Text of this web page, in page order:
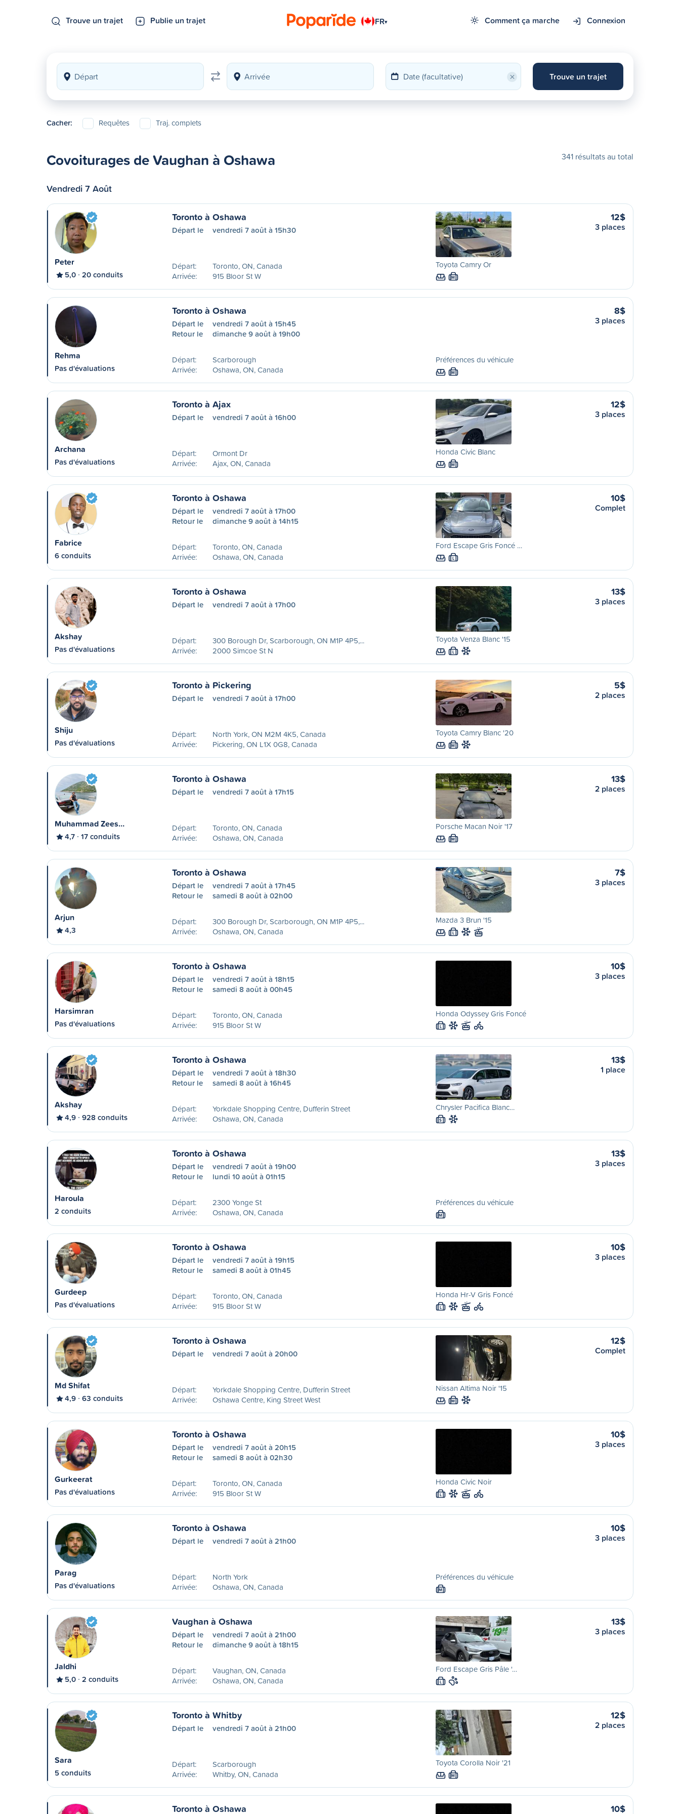
Trouve un trajet Publie un trajet FR▾ Comment ça marche Connexion
× Trouve un trajet
Cacher: Requêtes Traj. complets
Covoiturages de Vaughan à Oshawa 341 résultats au total
Vendredi 7 Août
Peter
5,0 20 conduits
Toronto à Oshawa
Départ le vendredi 7 août à 15h30
Départ:
Toronto, ON, Canada
Arrivée:
915 Bloor St W
Toyota Camry Or
M
12$
3 places
Rehma
Pas d'évaluations
Toronto à Oshawa
Départ le
vendredi 7 août à 15h45
Retour le
dimanche 9 août à 19h00
Départ:
Scarborough
Arrivée:
Oshawa, ON, Canada
Préférences du véhicule
M
8$
3 places
Archana
Pas d'évaluations
Toronto à Ajax
Départ le vendredi 7 août à 16h00
Départ:
Ormont Dr
Arrivée:
Ajax, ON, Canada
Honda Civic Blanc
M
12$
3 places
Fabrice
6 conduits
Toronto à Oshawa
Départ le
vendredi 7 août à 17h00
Retour le
dimanche 9 août à 14h15
Départ:
Toronto, ON, Canada
Arrivée:
Oshawa, ON, Canada
Ford Escape Gris Foncé …
L
10$
Complet
Akshay
Pas d'évaluations
Toronto à Oshawa
Départ le vendredi 7 août à 17h00
Départ:
300 Borough Dr, Scarborough, ON M1P 4P5,...
Arrivée:
2000 Simcoe St N
Toyota Venza Blanc '15
L
13$
3 places
Shiju
Pas d'évaluations
Toronto à Pickering
Départ le vendredi 7 août à 17h00
Départ:
North York, ON M2M 4K5, Canada
Arrivée:
Pickering, ON L1X 0G8, Canada
Toyota Camry Blanc '20
M
5$
2 places
Muhammad Zees…
4,7 17 conduits
Toronto à Oshawa
Départ le vendredi 7 août à 17h15
Départ:
Toronto, ON, Canada
Arrivée:
Oshawa, ON, Canada
Porsche Macan Noir '17
M
13$
2 places
Arjun
4,3
Toronto à Oshawa
Départ le
vendredi 7 août à 17h45
Retour le
samedi 8 août à 02h00
Départ:
300 Borough Dr, Scarborough, ON M1P 4P5,...
Arrivée:
Oshawa, ON, Canada
Mazda 3 Brun '15
L
7$
3 places
Harsimran
Pas d'évaluations
Toronto à Oshawa
Départ le
vendredi 7 août à 18h15
Retour le
samedi 8 août à 00h45
Départ:
Toronto, ON, Canada
Arrivée:
915 Bloor St W
Honda Odyssey Gris Foncé
L
10$
3 places
Akshay
4,9 928 conduits
Toronto à Oshawa
Départ le
vendredi 7 août à 18h30
Retour le
samedi 8 août à 16h45
Départ:
Yorkdale Shopping Centre, Dufferin Street
Arrivée:
Oshawa, ON, Canada
Chrysler Pacifica Blanc…
S
13$
1 place
Haroula
2 conduits
Toronto à Oshawa
Départ le
vendredi 7 août à 19h00
Retour le
lundi 10 août à 01h15
Départ:
2300 Yonge St
Arrivée:
Oshawa, ON, Canada
Préférences du véhicule
M
13$
3 places
Gurdeep
Pas d'évaluations
Toronto à Oshawa
Départ le
vendredi 7 août à 19h15
Retour le
samedi 8 août à 01h45
Départ:
Toronto, ON, Canada
Arrivée:
915 Bloor St W
Honda Hr-V Gris Foncé
L
10$
3 places
Md Shifat
4,9 63 conduits
Toronto à Oshawa
Départ le vendredi 7 août à 20h00
Départ:
Yorkdale Shopping Centre, Dufferin Street
Arrivée:
Oshawa Centre, King Street West
Nissan Altima Noir '15
M
12$
Complet
Gurkeerat
Pas d'évaluations
Toronto à Oshawa
Départ le
vendredi 7 août à 20h15
Retour le
samedi 8 août à 02h30
Départ:
Toronto, ON, Canada
Arrivée:
915 Bloor St W
Honda Civic Noir
L
10$
3 places
Parag
Pas d'évaluations
Toronto à Oshawa
Départ le vendredi 7 août à 21h00
Départ:
North York
Arrivée:
Oshawa, ON, Canada
Préférences du véhicule
M
10$
3 places
Jaldhi
5,0 2 conduits
Vaughan à Oshawa
Départ le
vendredi 7 août à 21h00
Retour le
dimanche 9 août à 18h15
Départ:
Vaughan, ON, Canada
Arrivée:
Oshawa, ON, Canada
Ford Escape Gris Pâle '…
L
13$
3 places
Sara
5 conduits
Toronto à Whitby
Départ le vendredi 7 août à 21h00
Départ:
Scarborough
Arrivée:
Whitby, ON, Canada
Toyota Corolla Noir '21
M
12$
2 places
Toronto à Oshawa 10$